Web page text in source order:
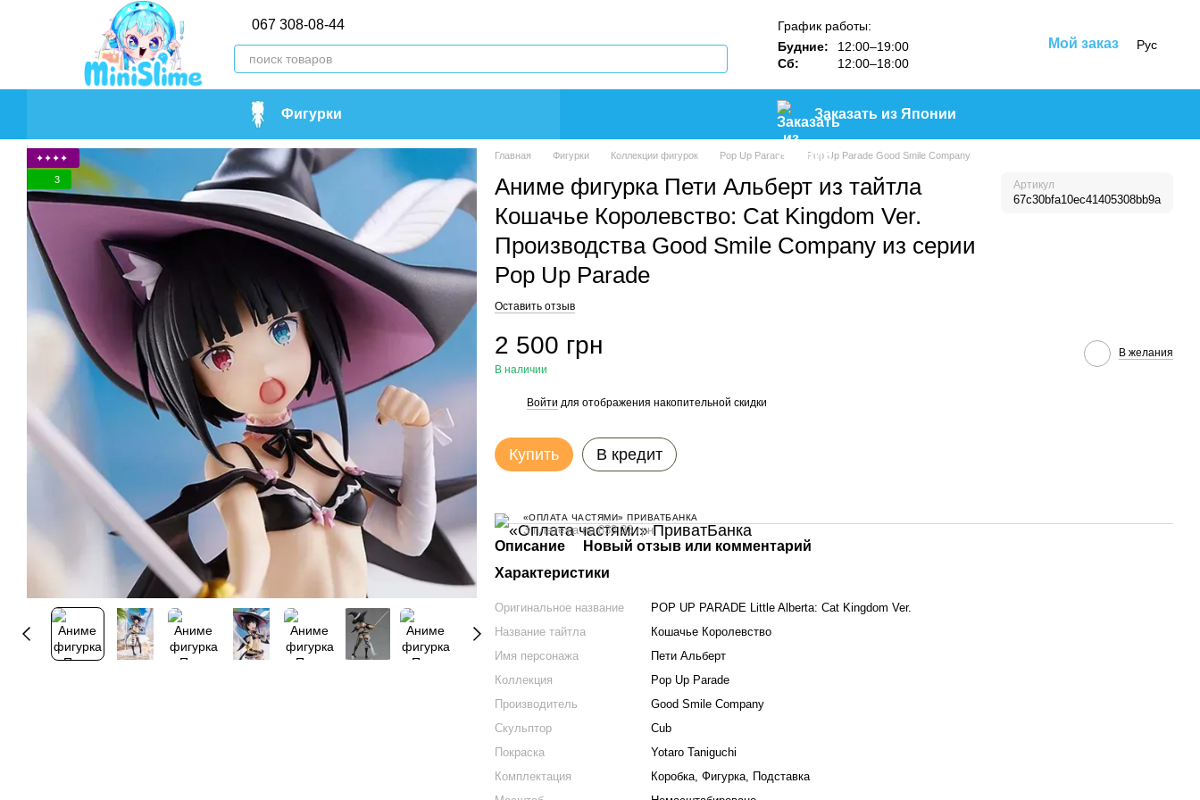
Перейти к основному контенту
067 308-08-44
График работы:
Будние:
12:00–19:00
Сб:
12:00–18:00
Мой заказ Рус
Фигурки Заказать из Японии
✦✦✦✦
3
Главная Фигурки Коллекции фигурок Pop Up Parade Pop Up Parade Good Smile Company
Аниме фигурка Пети Альберт из тайтла
Кошачье Королевство: Cat Kingdom Ver.
Производства Good Smile Company из серии
Pop Up Parade
Артикул
67c30bfa10ec41405308bb9a
Оставить отзыв
2 500 грн
В наличии
В желания
Войти для отображения накопительной скидки
Купить В кредит
«ОПЛАТА ЧАСТЯМИ» ПРИВАТБАНКА
3 платежа по 833.33 грн
Описание
Новый отзыв или комментарий
Характеристики
Оригинальное название
POP UP PARADE Little Alberta: Cat Kingdom Ver.
Название тайтла
Кошачье Королевство
Имя персонажа
Пети Альберт
Коллекция
Pop Up Parade
Производитель
Good Smile Company
Скульптор
Cub
Покраска
Yotaro Taniguchi
Комплектация
Коробка, Фигурка, Подставка